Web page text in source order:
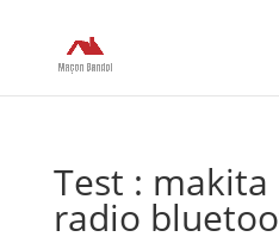
Test : makita
radio